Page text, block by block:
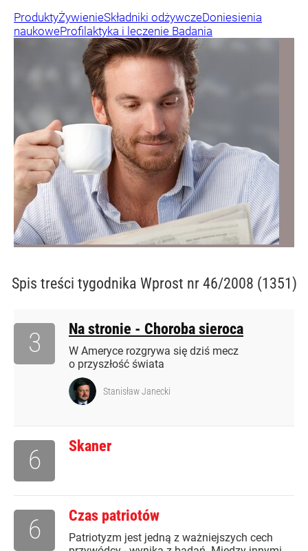
ProduktyŻywienieSkładniki odżywczeDoniesienia
naukoweProfilaktyka i leczenie Badania
Spis treści tygodnika Wprost nr 46/2008 (1351)
Na stronie - Choroba sieroca
W Ameryce rozgrywa się dziś mecz
o przyszłość świata
3
Stanisław Janecki
Skaner
6
Czas patriotów
Patriotyzm jest jedną z ważniejszych cech
6